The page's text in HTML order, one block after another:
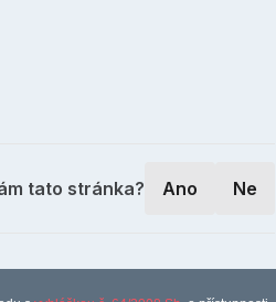
tato stránka? Ano Ne